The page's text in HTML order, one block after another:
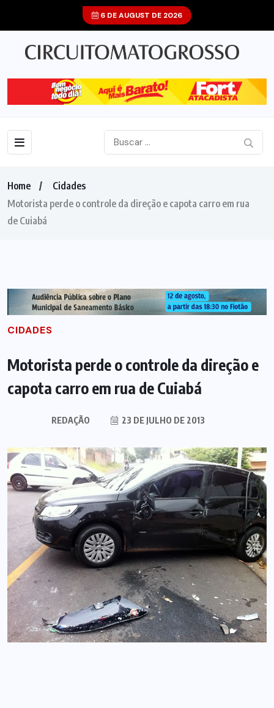
6 DE AUGUST DE 2026
Home
Cidades
Motorista perde o controle da direção e capota carro em rua
de Cuiabá
CIDADES
Motorista perde o controle da direção e
capota carro em rua de Cuiabá
REDAÇÃO 23 DE JULHO DE 2013